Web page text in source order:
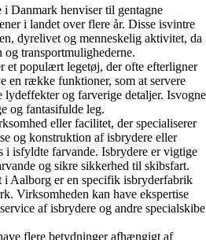
Danmark henviser til gentagne
i landet over flere år. Disse isvintre
dyrelivet og menneskelig aktivitet, da
transportmulighederne.
et populært legetøj, der ofte efterligner
en række funktioner, som at servere
og farverige detaljer. Isvogne
og fantasifulde leg.
eller facilitet, der specialiserer
og konstruktion af isbrydere eller
i isfyldte farvande. Isbrydere er vigtige
og sikre sikkerhed til skibsfart.
Aalborg er en specifik isbryderfabrik
Virksomheden kan have ekspertise
af isbrydere og andre specialskibe
flere betydninger afhængigt af